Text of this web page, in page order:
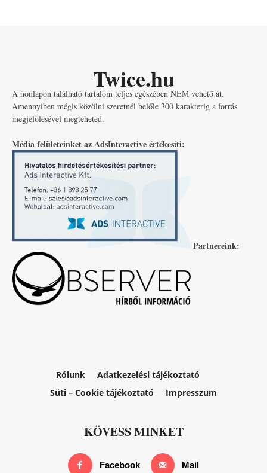
Twice.hu
A honlapon található tartalom teljes egészében NEM vehető át.
Amennyiben mégis közölni szeretnél belőle 300 karakterig a forrás
megjelölésével megteheted.
Média felületeinket az AdsInteractive értékesíti:
Partnereink:
Rólunk
Adatkezelési tájékoztató
Süti – Cookie tájékoztató
Impresszum
KÖVESS MINKET
Facebook Mail